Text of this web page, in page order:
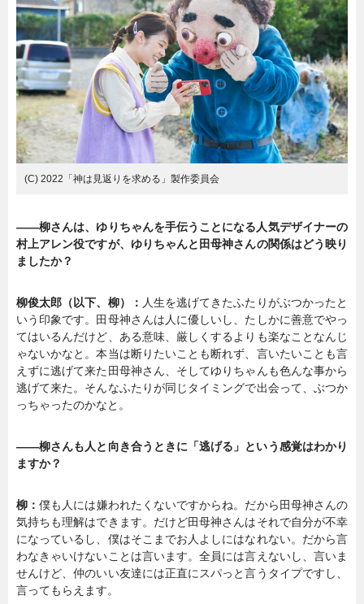
(C) 2022「神は見返りを求める」製作委員会
――柳さんは、ゆりちゃんを手伝うことになる人気デザイナーの
村上アレン役ですが、ゆりちゃんと田母神さんの関係はどう映り
ましたか？
柳俊太郎（以下、柳）： 人生を逃げてきたふたりがぶつかったと
いう印象です。田母神さんは人に優しいし、たしかに善意でやっ
てはいるんだけど、ある意味、厳しくするよりも楽なことなんじ
ゃないかなと。本当は断りたいことも断れず、言いたいことも言
えずに逃げて来た田母神さん、そしてゆりちゃんも色んな事から
逃げて来た。そんなふたりが同じタイミングで出会って、ぶつか
っちゃったのかなと。
――柳さんも人と向き合うときに「逃げる」という感覚はわかり
ますか？
柳：僕も人には嫌われたくないですからね。だから田母神さんの
気持ちも理解はできます。だけど田母神さんはそれで自分が不幸
になっているし、僕はそこまでお人よしにはなれない。だから言
わなきゃいけないことは言います。全員には言えないし、言いま
せんけど、仲のいい友達には正直にスパっと言うタイプですし、
言ってもらえます。